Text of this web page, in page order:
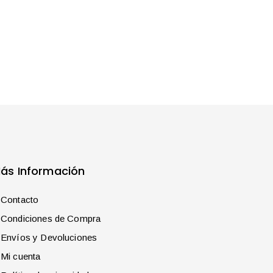
Información
Contacto
Condiciones de Compra
Envíos y Devoluciones
Mi cuenta